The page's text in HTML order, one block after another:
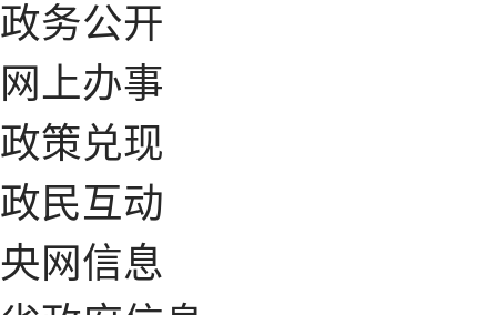
政务公开
网上办事
政策兑现
政民互动
央网信息